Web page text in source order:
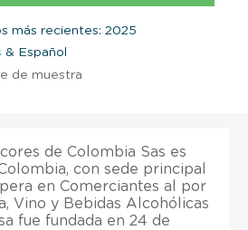
más recientes: 2025
& Español
de muestra
de Colombia Sas es
con sede principal
en Comerciantes al por
Vino y Bebidas Alcohólicas
fue fundada en 24 de